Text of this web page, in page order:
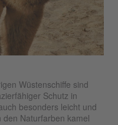
Wüstenschiffe sind
Schutz in
besonders leicht und
Naturfarben kamel